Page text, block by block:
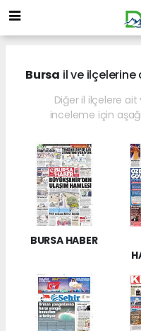
Bursa il ve
Diğer il ilçelere
inceleme için
BURSA HABER